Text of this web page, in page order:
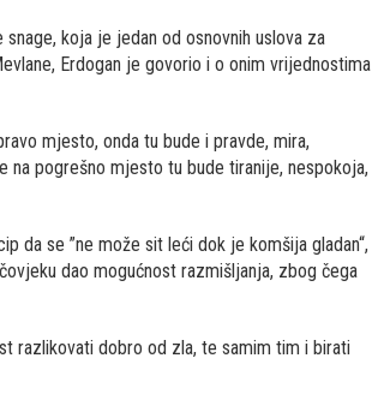
koja je jedan od osnovnih uslova za
Erdogan je govorio i o onim vrijednostima
mjesto, onda tu bude i pravde, mira,
pogrešno mjesto tu bude tiranije, nespokoja,
da se ”ne može sit leći dok je komšija gladan“,
dao mogućnost razmišljanja, zbog čega
razlikovati dobro od zla, te samim tim i birati